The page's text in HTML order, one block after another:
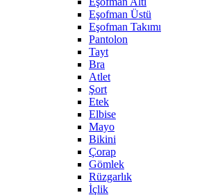
Eşofman Üstü
Eşofman Takımı
Pantolon
Tayt
Bra
Atlet
Şort
Etek
Elbise
Mayo
Bikini
Çorap
Gömlek
Rüzgarlık
İçlik